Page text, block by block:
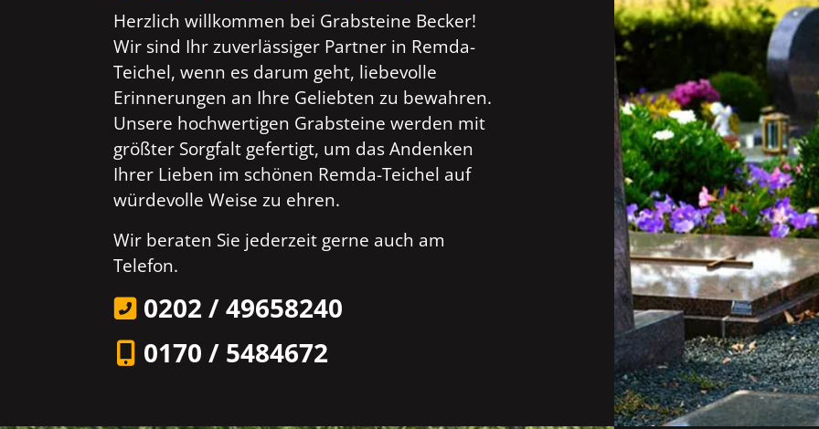
Herzlich willkommen bei Grabsteine Becker!
Wir sind Ihr zuverlässiger Partner in Remda-
Teichel, wenn es darum geht, liebevolle
Erinnerungen an Ihre Geliebten zu bewahren.
Unsere hochwertigen Grabsteine werden mit
größter Sorgfalt gefertigt, um das Andenken
Ihrer Lieben im schönen Remda-Teichel auf
würdevolle Weise zu ehren.
Wir beraten Sie jederzeit gerne auch am
Telefon.
0202 / 49658240
0170 / 5484672